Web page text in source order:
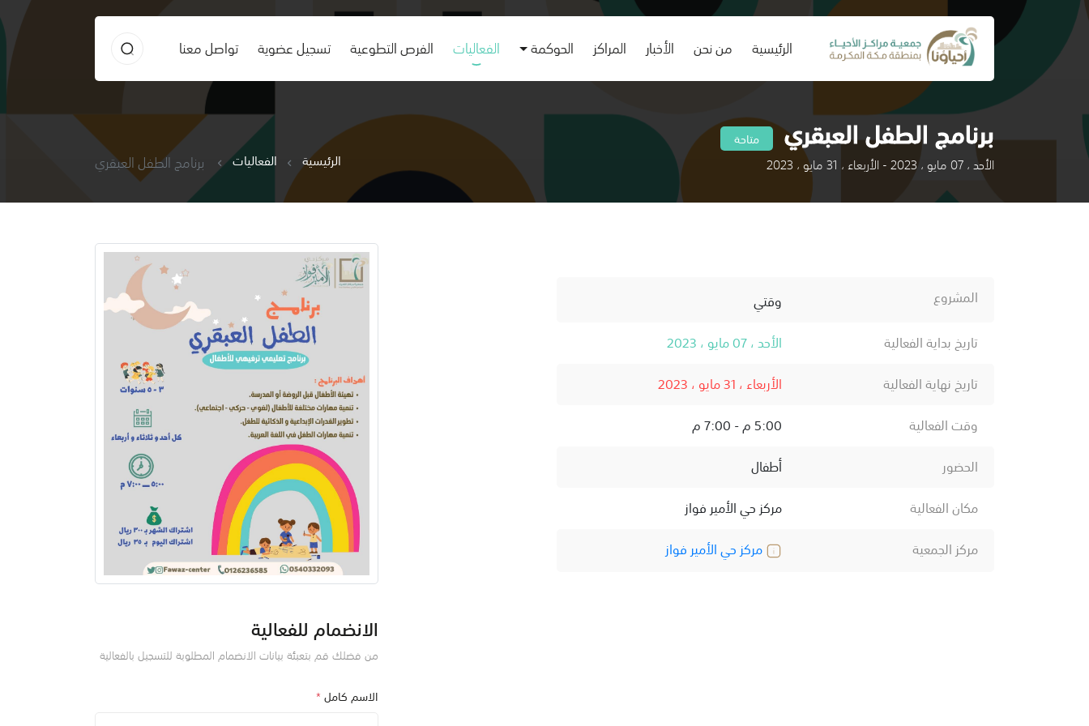
الرئيسية
(current) من نحن الأخبار المراكز الحوكمة الفعاليات الفرص التطوعية تسجيل عضوية تواصل معنا
برنامج الطفل العبقري متاحة
الأحد ، 07 مايو ، 2023 - الأربعاء ، 31 مايو ، 2023 الرئيسية الفعاليات برنامج الطفل العبقري
المشروع
وقتي
تاريخ بداية الفعالية
الأحد ، 07 مايو ، 2023
تاريخ نهاية الفعالية
الأربعاء ، 31 مايو ، 2023
وقت الفعالية
5:00 م - 7:00 م
الحضور
أطفال
مكان الفعالية
مركز حي الأمير فواز
مركز الجمعية
مركز حي الأمير فواز
الانضمام للفعالية
من فضلك قم بتعبئة بيانات الانضمام المطلوبة للتسجيل بالفعالية
الاسم كامل*